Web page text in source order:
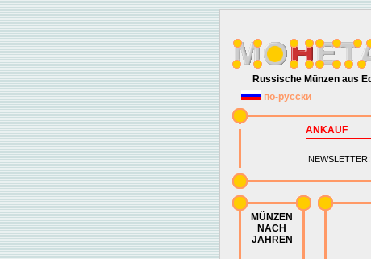
Russische Münzen aus
по-русски
ANKAUF
NEWSLETTER:
MÜNZEN
NACH
JAHREN